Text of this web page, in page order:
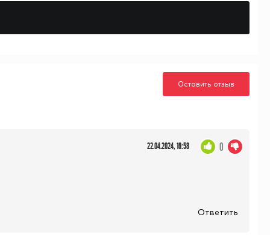
Оставить отзыв
22.04.2024, 16:58 0
Ответить